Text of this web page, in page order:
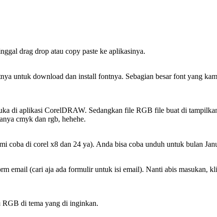
drag drop atau copy paste ke aplikasinya.
untuk download dan install fontnya. Sebagian besar font yang
di aplikasi CorelDRAW. Sedangkan file RGB file buat di
cmyk dan rgb, hehehe.
coba di corel x8 dan 24 ya). Anda bisa coba unduh untuk bulan
email (cari aja ada formulir untuk isi email). Nanti abis masukan,
di tema yang di inginkan.